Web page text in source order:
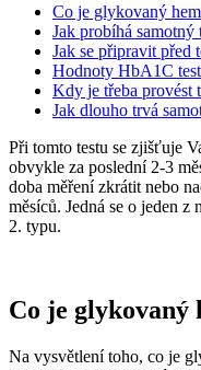
Co je glykovaný
Jak probíhá samotný
Jak se připravit před
Hodnoty HbA1C
Kdy je třeba provést
Jak dlouho trvá
Při tomto testu se zjišťuje
obvykle za poslední 2-3
doba měření zkrátit nebo
měsíců. Jedná se o jeden
2. typu.
Co je glykovaný
Na vysvětlení toho, co je